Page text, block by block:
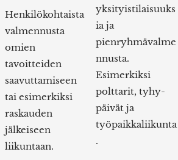
Henkilökohtaista
valmennusta
omien
tavoitteiden
saavuttamiseen
tai esimerkiksi
raskauden
jälkeiseen
liikuntaan.
yksityistilaisuuks
ia ja
pienryhmävalme
nnusta.
Esimerkiksi
polttarit, tyhy-
päivät ja
työpaikkaliikunta
.